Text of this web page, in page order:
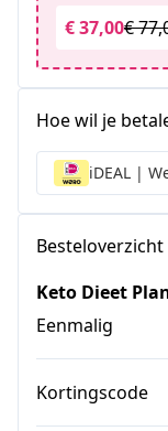
€ 37,00€
Hoe wil je
iDEAL |
Besteloverzicht
Keto Dieet
Eenmalig
Kortingscode